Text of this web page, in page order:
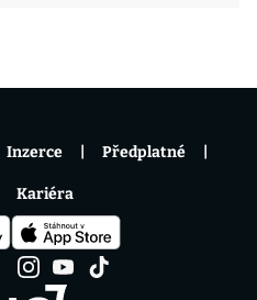
Inzerce Předplatné
Kariéra